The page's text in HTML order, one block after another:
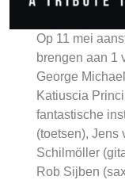
Op 11 mei
brengen aan 1
George
Katiuscia
fantastische
(toetsen), Jens
Schilmöller
Rob Sijben